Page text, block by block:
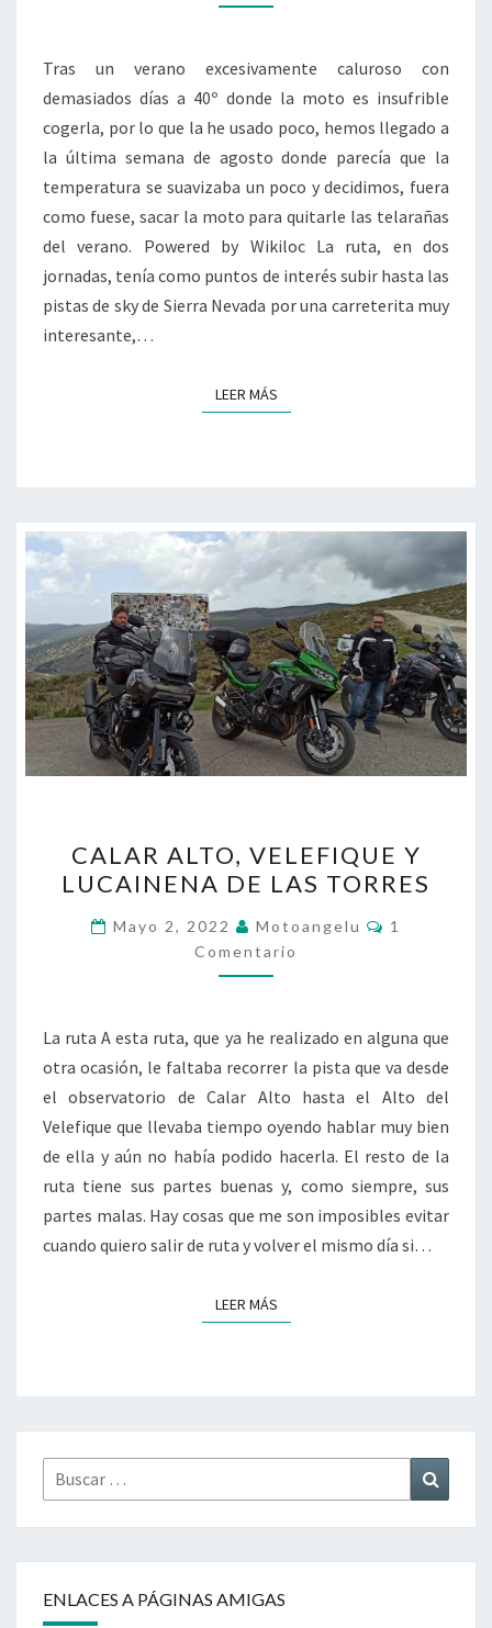
DE
Tras un verano excesivamente caluroso con
demasiados días a 40º donde la moto es insufrible
cogerla, por lo que la he usado poco, hemos llegado a
la última semana de agosto donde parecía que la
temperatura se suavizaba un poco y decidimos, fuera
como fuese, sacar la moto para quitarle las telarañas
del verano. Powered by Wikiloc La ruta, en dos
jornadas, tenía como puntos de interés subir hasta las
pistas de sky de Sierra Nevada por una carreterita muy
interesante,…
LEER MÁSLEER MÁS
ALTO,
VELEFIQUE
Y
LUCAINENA
DE
TORRES
CALAR ALTO, VELEFIQUE Y
LUCAINENA DE LAS TORRES
Mayo 2, 2022 Motoangelu
1
Comentario
La ruta A esta ruta, que ya he realizado en alguna que
otra ocasión, le faltaba recorrer la pista que va desde
el observatorio de Calar Alto hasta el Alto del
Velefique que llevaba tiempo oyendo hablar muy bien
de ella y aún no había podido hacerla. El resto de la
ruta tiene sus partes buenas y, como siempre, sus
partes malas. Hay cosas que me son imposibles evitar
cuando quiero salir de ruta y volver el mismo día si…
LEER MÁSLEER MÁS
Buscar
por:
ENLACES A PÁGINAS AMIGAS